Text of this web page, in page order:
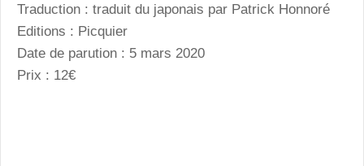
Traduction : traduit du japonais par Patrick Honnoré
Editions : Picquier
Date de parution : 5 mars 2020
Prix : 12€